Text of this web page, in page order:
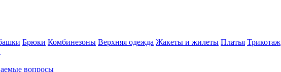
Брюки Комбинезоны Верхняя одежда Жакеты и жилеты Платья Трикотаж
вопросы